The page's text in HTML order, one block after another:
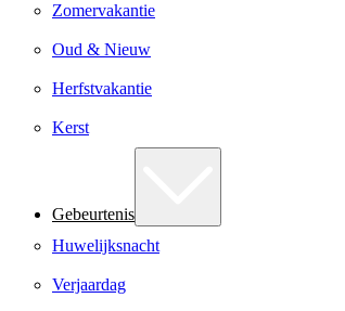
Zomervakantie
Oud & Nieuw
Herfstvakantie
Kerst
Gebeurtenis
Huwelijksnacht
Verjaardag